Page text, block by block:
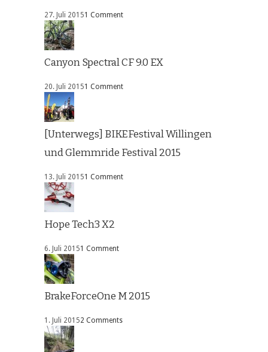
27. Juli 20151 Comment
Canyon Spectral CF 9.0 EX
20. Juli 20151 Comment
[Unterwegs] BIKEFestival Willingen
und Glemmride Festival 2015
13. Juli 20151 Comment
Hope Tech3 X2
6. Juli 20151 Comment
BrakeForceOne M 2015
1. Juli 20152 Comments